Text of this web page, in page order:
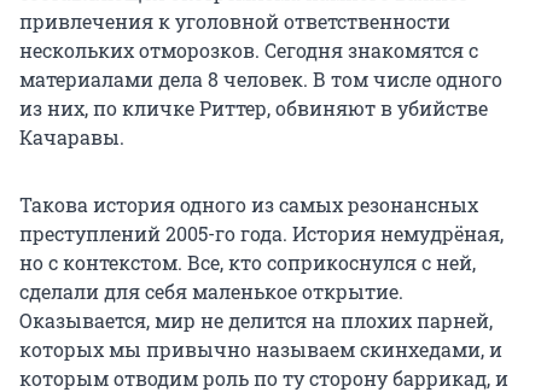
привлечения к уголовной ответственности
нескольких отморозков. Сегодня знакомятся с
материалами дела 8 человек. В том числе одного
из них, по кличке Риттер, обвиняют в убийстве
Качаравы.
Такова история одного из самых резонансных
преступлений 2005-го года. История немудрёная,
но с контекстом. Все, кто соприкоснулся с ней,
сделали для себя маленькое открытие.
Оказывается, мир не делится на плохих парней,
которых мы привычно называем скинхедами, и
которым отводим роль по ту сторону баррикад, и